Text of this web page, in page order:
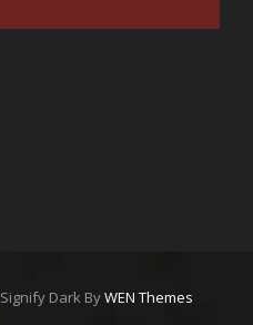
Signify Dark ByWEN Themes